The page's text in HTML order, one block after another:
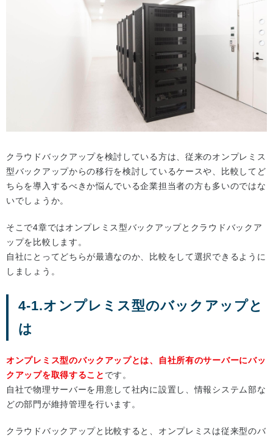
クラウドバックアップを検討している方は、従来のオンプレミス
型バックアップからの移行を検討しているケースや、比較してど
ちらを導入するべきか悩んでいる企業担当者の方も多いのではな
いでしょうか。
そこで4章ではオンプレミス型バックアップとクラウドバックア
ップを比較します。
自社にとってどちらが最適なのか、比較をして選択できるように
しましょう。
4-1.オンプレミス型のバックアップと
は
オンプレミス型のバックアップとは、自社所有のサーバーにバッ
クアップを取得すること です。
自社で物理サーバーを用意して社内に設置し、情報システム部な
どの部門が維持管理を行います。
クラウドバックアップと比較すると、オンプレミスは従来型のバ